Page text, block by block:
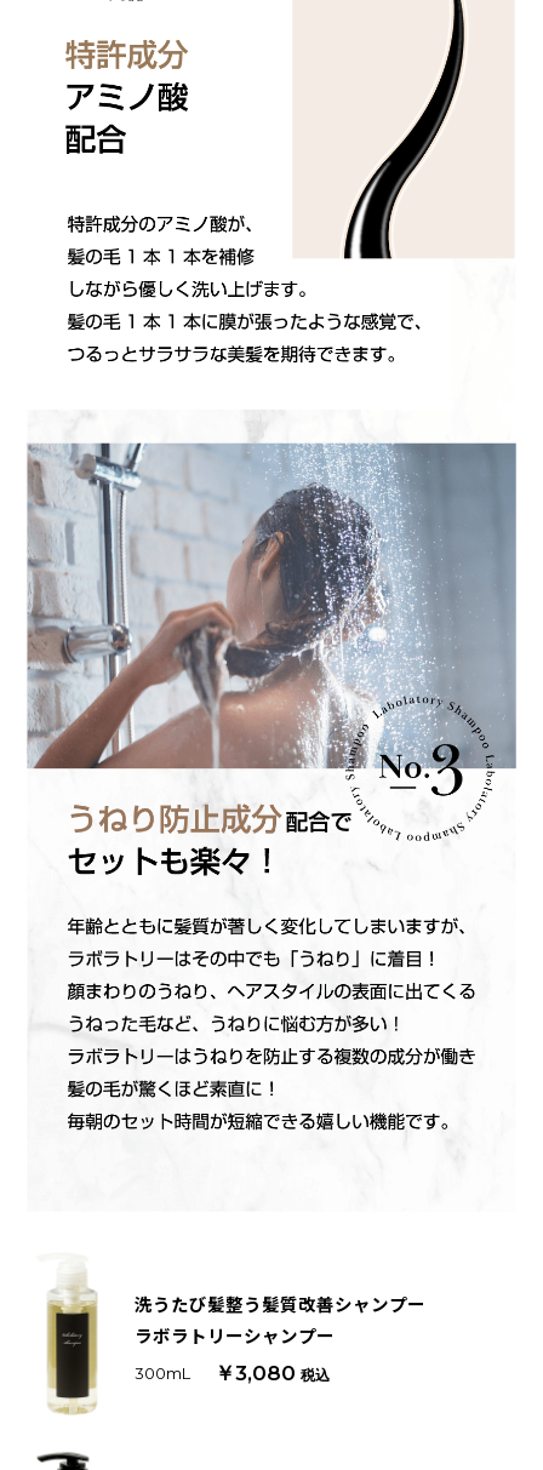
洗うたび髪整う髪質改善シャンプー
ラボラトリーシャンプー
300mL ￥3,080 税込